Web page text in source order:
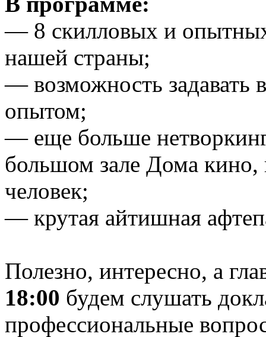
— 8 скилловых и
нашей страны;
— возможность задавать
опытом;
— еще больше
большом зале Дома кино,
человек;
— крутая айтишная
Полезно, интересно, а
18:00 будем слушать
профессиональные